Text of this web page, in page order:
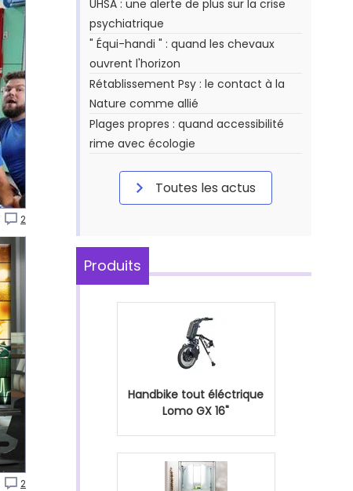
2
2
UHSA : une alerte de plus sur la crise
psychiatrique
" Équi-handi " : quand les chevaux
ouvrent l'horizon
Rétablissement Psy : le contact à la
Nature comme allié
Plages propres : quand accessibilité
rime avec écologie
Toutes les actus
Produits
Handbike tout éléctrique
Lomo GX 16"